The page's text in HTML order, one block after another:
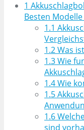
1
Besten
1.1
1.2Was
1.3Wie
1.4Wie
1.5
1.6
sind